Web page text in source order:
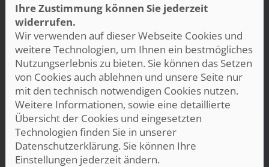
Ihre Zustimmung können Sie jederzeit
widerrufen.
Wir verwenden auf dieser Webseite Cookies und
weitere Technologien, um Ihnen ein bestmögliches
Nutzungserlebnis zu bieten. Sie können das Setzen
von Cookies auch ablehnen und unsere Seite nur
mit den technisch notwendigen Cookies nutzen.
Weitere Informationen, sowie eine detaillierte
Übersicht der Cookies und eingesetzten
Technologien finden Sie in unserer
Datenschutzerklärung. Sie können Ihre
Einstellungen jederzeit ändern.